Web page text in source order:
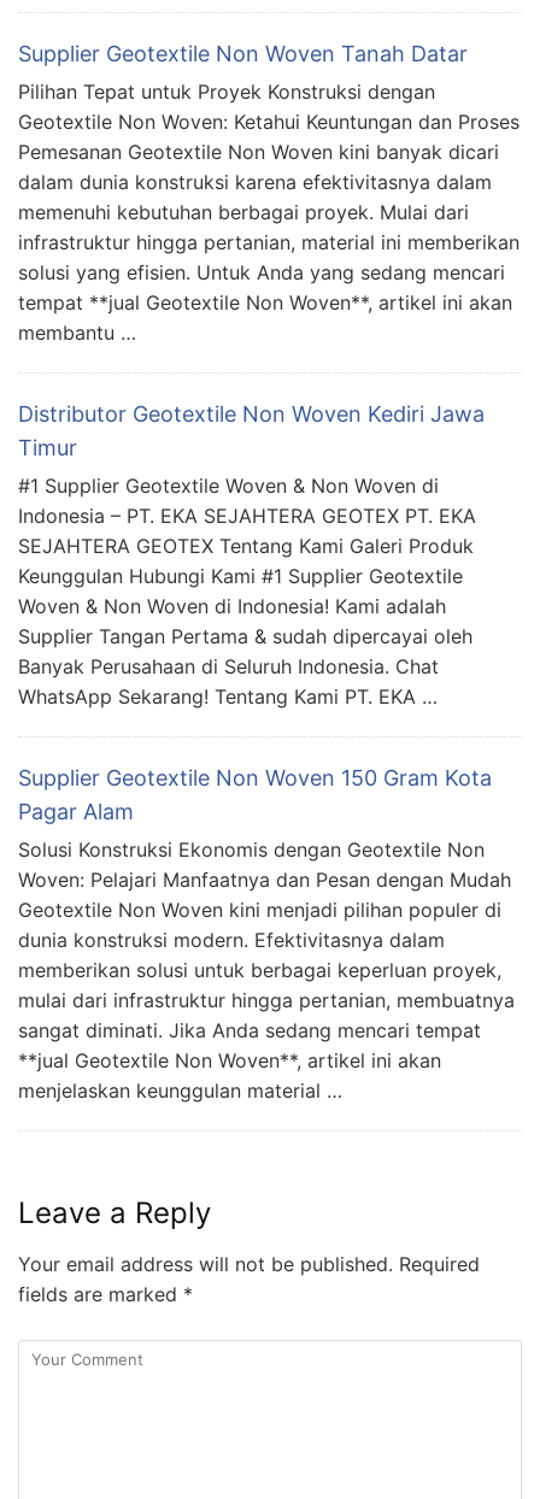
Supplier Geotextile Non Woven Tanah Datar
Pilihan Tepat untuk Proyek Konstruksi dengan
Geotextile Non Woven: Ketahui Keuntungan dan Proses
Pemesanan Geotextile Non Woven kini banyak dicari
dalam dunia konstruksi karena efektivitasnya dalam
memenuhi kebutuhan berbagai proyek. Mulai dari
infrastruktur hingga pertanian, material ini memberikan
solusi yang efisien. Untuk Anda yang sedang mencari
tempat **jual Geotextile Non Woven**, artikel ini akan
membantu …
Distributor Geotextile Non Woven Kediri Jawa
Timur
#1 Supplier Geotextile Woven & Non Woven di
Indonesia – PT. EKA SEJAHTERA GEOTEX PT. EKA
SEJAHTERA GEOTEX Tentang Kami Galeri Produk
Keunggulan Hubungi Kami #1 Supplier Geotextile
Woven & Non Woven di Indonesia! Kami adalah
Supplier Tangan Pertama & sudah dipercayai oleh
Banyak Perusahaan di Seluruh Indonesia. Chat
WhatsApp Sekarang! Tentang Kami PT. EKA …
Supplier Geotextile Non Woven 150 Gram Kota
Pagar Alam
Solusi Konstruksi Ekonomis dengan Geotextile Non
Woven: Pelajari Manfaatnya dan Pesan dengan Mudah
Geotextile Non Woven kini menjadi pilihan populer di
dunia konstruksi modern. Efektivitasnya dalam
memberikan solusi untuk berbagai keperluan proyek,
mulai dari infrastruktur hingga pertanian, membuatnya
sangat diminati. Jika Anda sedang mencari tempat
**jual Geotextile Non Woven**, artikel ini akan
menjelaskan keunggulan material …
Leave a Reply
Your email address will not be published. Required
fields are marked *